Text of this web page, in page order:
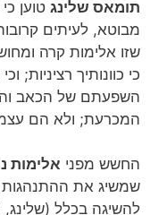
תומאס שלינג טוען
מבוטא, לעיתים
שזו אלימות קרה
כי כוונותיך
השפעתם של הכאב
המכרעת; ולא הם עצמם
החשש מפני אלימות
שמשיג את ההתנהגות
להשיגה בכלל (שלינג, 1976, ע' 21).